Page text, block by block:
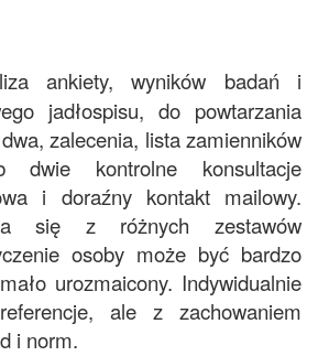
ankiety, wyników badań i
jadłospisu, do powtarzania
zalecenia, lista zamienników
kontrolne konsultacje
i doraźny kontakt mailowy.
się z różnych zestawów
osoby może być bardzo
urozmaicony. Indywidualnie
ale z zachowaniem
i norm.